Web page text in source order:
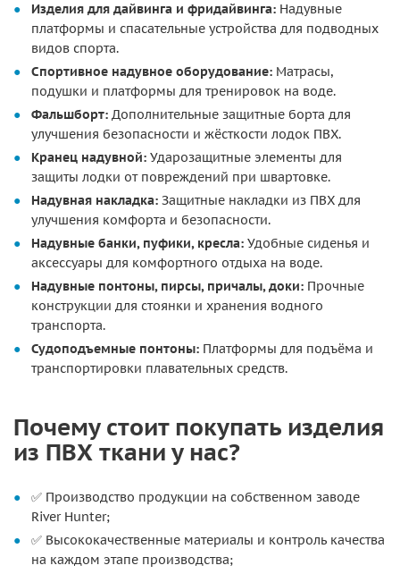
Изделия для дайвинга и фридайвинга: Надувные
платформы и спасательные устройства для подводных
видов спорта.
Спортивное надувное оборудование: Матрасы,
подушки и платформы для тренировок на воде.
Фальшборт: Дополнительные защитные борта для
улучшения безопасности и жёсткости лодок ПВХ.
Кранец надувной: Ударозащитные элементы для
защиты лодки от повреждений при швартовке.
Надувная накладка: Защитные накладки из ПВХ для
улучшения комфорта и безопасности.
Надувные банки, пуфики, кресла: Удобные сиденья и
аксессуары для комфортного отдыха на воде.
Надувные понтоны, пирсы, причалы, доки: Прочные
конструкции для стоянки и хранения водного
транспорта.
Судоподъемные понтоны: Платформы для подъёма и
транспортировки плавательных средств.
Почему стоит покупать изделия
из ПВХ ткани у нас?
✅ Производство продукции на собственном заводе
River Hunter;
✅ Высококачественные материалы и контроль качества
на каждом этапе производства;